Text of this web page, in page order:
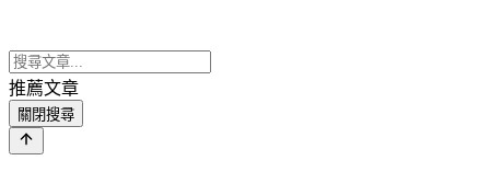
推薦文章
關閉搜尋